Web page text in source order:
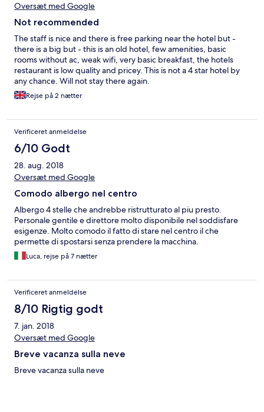
Oversæt med Google
Not recommended
The staff is nice and there is free parking near the hotel but -
there is a big but - this is an old hotel, few amenities, basic
rooms without ac, weak wifi, very basic breakfast, the hotels
restaurant is low quality and pricey. This is not a 4 star hotel by
any chance. Will not stay there again.
Rejse på 2 nætter
Verificeret anmeldelse
6/10 Godt
28. aug. 2018
Oversæt med Google
Comodo albergo nel centro
Albergo 4 stelle che andrebbe ristrutturato al piu presto.
Personale gentile e direttore molto disponibile nel soddisfare
esigenze. Molto comodo il fatto di stare nel centro il che
permette di spostarsi senza prendere la macchina.
Luca, rejse på 7 nætter
Verificeret anmeldelse
8/10 Rigtig godt
7. jan. 2018
Oversæt med Google
Breve vacanza sulla neve
Breve vacanza sulla neve